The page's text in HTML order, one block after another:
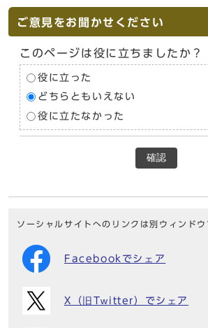
ご意見をお聞かせください
このページは役に立ちましたか？
役に立った
どちらともいえない
役に立たなかった
確認
ソーシャルサイトへのリンクは別ウィンドウ
Facebookでシェア
X（旧Twitter）でシェア